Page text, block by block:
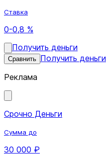
Ставка
0-0,8 %
Получить деньги
Сравнить Получить деньги
Реклама
Срочно Деньги
Сумма до
30 000 ₽